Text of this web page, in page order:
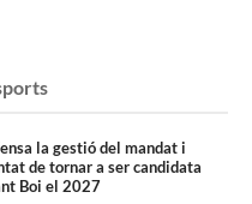
la gestió del mandat i
de tornar a ser candidata
Boi el 2027